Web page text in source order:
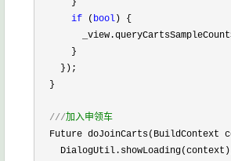
      }
if ( bool ) {
      }
    });
  }
///加入申领车
Future doJoinCarts(BuildContext